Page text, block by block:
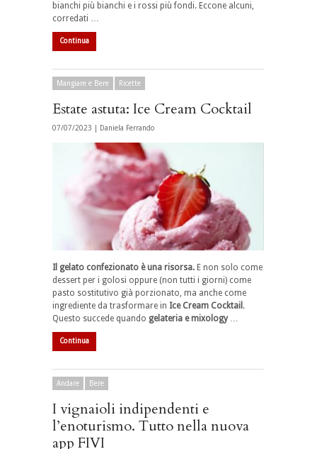
bianchi più bianchi e i rossi più fondi. Eccone alcuni,
corredati …
Continua
Mangiare e Bere Ricette
Estate astuta: Ice Cream Cocktail
07/07/2023 | Daniela Ferrando
Il gelato confezionato è una risorsa. E non solo come
dessert per i golosi oppure (non tutti i giorni) come
pasto sostitutivo già porzionato, ma anche come
ingrediente da trasformare in Ice Cream Cocktail .
Questo succede quando gelateria e mixology…
Continua
Andare Bere
I vignaioli indipendenti e
l’enoturismo. Tutto nella nuova
app FIVI